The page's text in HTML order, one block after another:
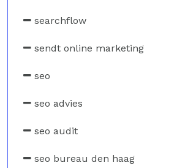
searchflow
sendt online marketing
seo
seo advies
seo audit
seo bureau den haag